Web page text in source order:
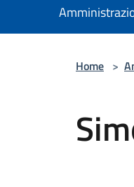
Home >